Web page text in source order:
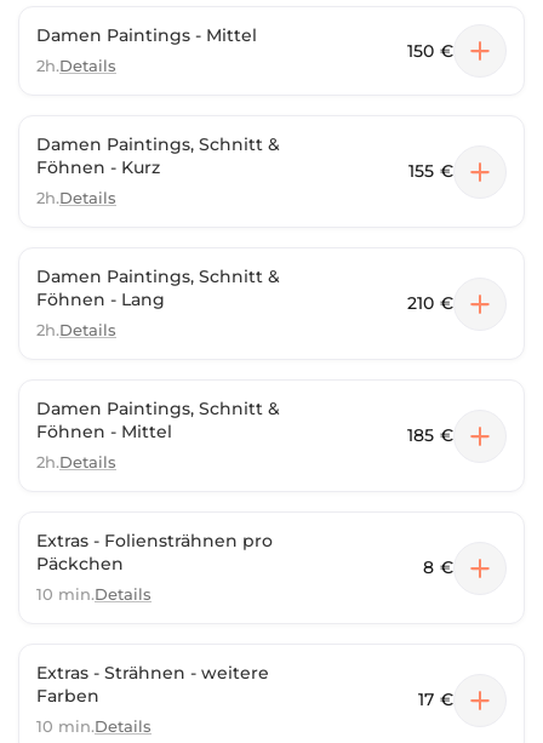
Damen Paintings - Mittel
2h.Details
150 €
Damen Paintings, Schnitt &
Föhnen - Kurz
2h.Details
155 €
Damen Paintings, Schnitt &
Föhnen - Lang
2h.Details
210 €
Damen Paintings, Schnitt &
Föhnen - Mittel
2h.Details
185 €
Extras - Foliensträhnen pro
Päckchen
10 min.Details
8 €
Extras - Strähnen - weitere
Farben
10 min.Details
17 €